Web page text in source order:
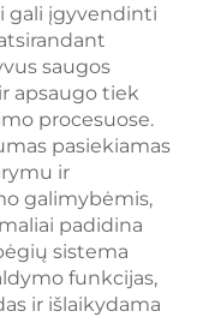
gali įgyvendinti
saugos
apsaugo tiek
procesuose.
pasiekiamas
ir
galimybėmis,
padidina
sistema
funkcijas,
ir išlaikydama